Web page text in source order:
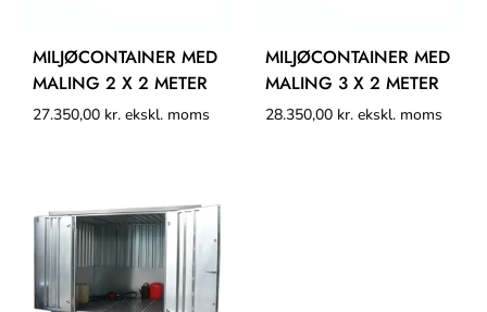
MILJØCONTAINER MED
MALING 2 X 2 METER
27.350,00 kr. ekskl. moms
MILJØCONTAINER MED
MALING 3 X 2 METER
28.350,00 kr. ekskl. moms